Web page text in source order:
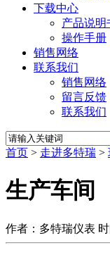
下载中心
产品说明
操作手册
销售网络
联系我们
销售网络
留言反馈
联系我们
首页 > 走进多特瑞 >
生产车间
作者：多特瑞仪表